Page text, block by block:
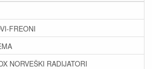
FREONI
NORVEŠKI RADIJATORI